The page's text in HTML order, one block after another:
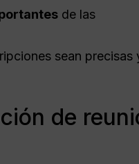
de las
sean precisas
de